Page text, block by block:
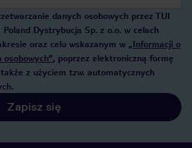
danych osobowych przez TUI
Poland Dystrybucja Sp. z o.o. w celach
oraz celu wskazanym w „Informacji o
, poprzez elektroniczną formę
z użyciem tzw. automatycznych
Zapisz się